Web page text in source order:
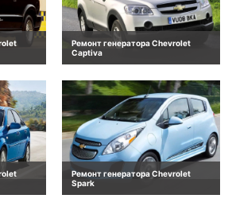
Ремонт генератора Chevrolet
Captiva
Ремонт генератора Chevrolet
Spark